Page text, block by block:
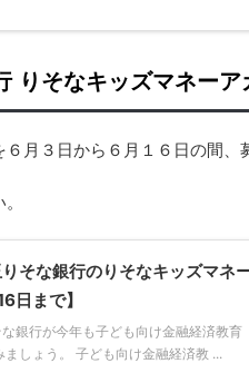
りそなキッズマネーア
月３日から６月１６日の間、
そな銀行のりそなキッズマ
日まで】
銀行が今年も子ども向け金融経済教
しょう。 子ども向け金融経済教 ...